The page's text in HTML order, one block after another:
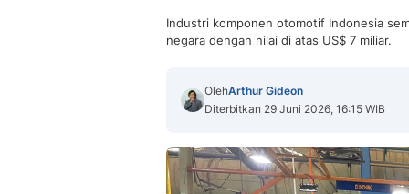
Industri komponen otomotif Indonesia
negara dengan nilai di atas US$ 7 miliar.
OlehArthur Gideon
Diterbitkan 29 Juni 2026, 16:15 WIB